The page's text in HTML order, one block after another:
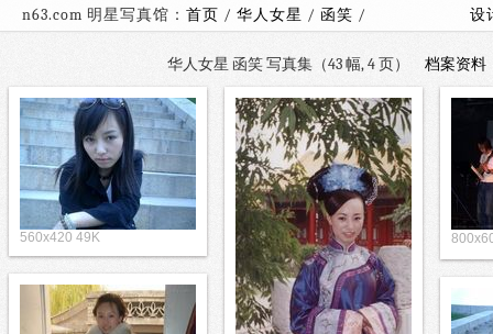
n63.com 明星写真馆： 首页 / 华人女星 / 函笑 / 设
华人女星 函笑 写真集（43 幅, 4 页） 档案资料
560x420 49K